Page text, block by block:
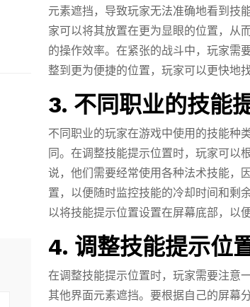
元素遮挡，导致玩家无法准确地看到技
家可以将其放置在更为显眼的位置，从
的操作效率。在紧张的战斗中，玩家需
整到更为便捷的位置，玩家可以更快地
3. 不同职业的技能
不同职业的玩家在游戏中使用的技能种
同。在调整技能提示位置时，玩家可以
说，他们需要经常使用各种法术技能，
置，以便随时监控技能的冷却时间和剩
以将技能提示位置设置在屏幕底部，以
4. 调整技能提示位
在调整技能提示位置时，玩家需要注意
其他界面元素遮挡。要根据自己的屏幕